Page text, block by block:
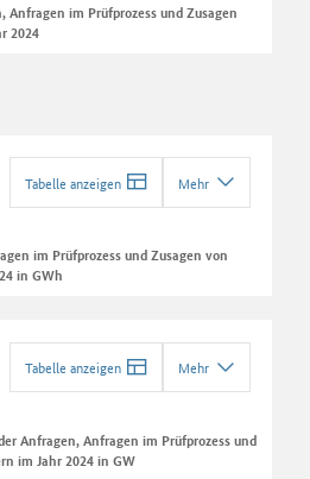
Anfragen im Prüfprozess und Zusagen
2024
Tabelle anzeigen Mehr
im Prüfprozess und Zusagen von
in GWh
Tabelle anzeigen Mehr
Anfragen, Anfragen im Prüfprozess und
im Jahr 2024 in GW